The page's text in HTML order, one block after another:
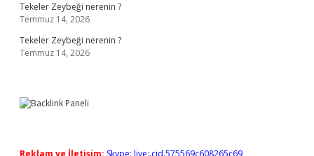
Tekeler Zeybeği nerenin ?
Temmuz 14, 2026
Tekeler Zeybeği nerenin ?
Temmuz 14, 2026
Reklam ve İletişim: Skype: live:.cid.575569c608265c69